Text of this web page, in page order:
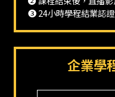
❸ 24小時學程結業認
企業學